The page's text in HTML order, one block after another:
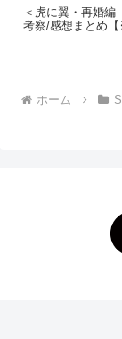
＜虎に翼・再婚編
考察/感想まとめ
ホーム